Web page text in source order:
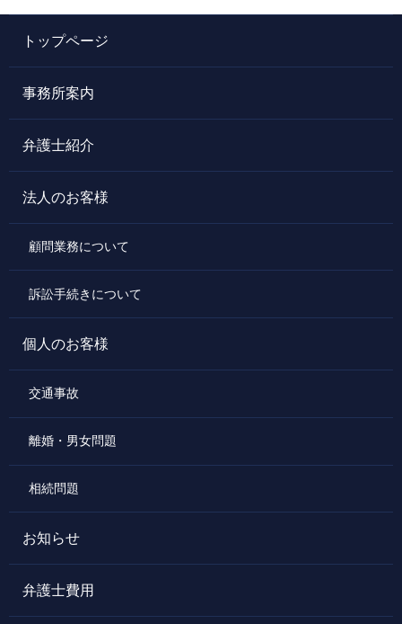
トップページ
事務所案内
弁護士紹介
法人のお客様
顧問業務について
訴訟手続きについて
個人のお客様
交通事故
離婚・男女問題
相続問題
お知らせ
弁護士費用